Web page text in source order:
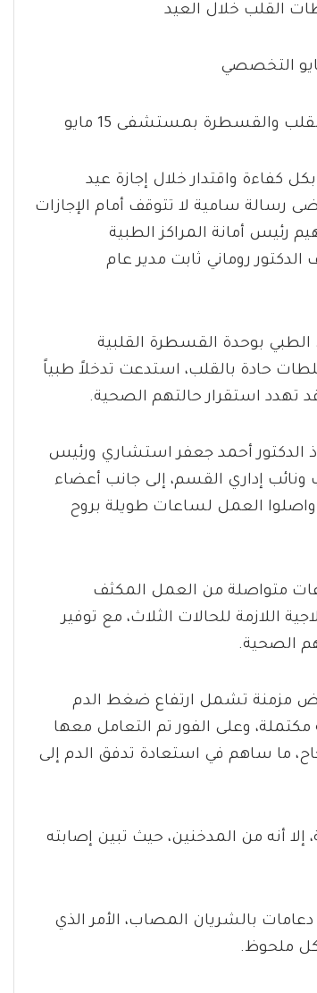
والقسطرة بمستشفى 15 مايو
بكل كفاءة واقتدار خلال إجازة عيد
رسالة سامية لا تتوقف أمام الإجازات
رئيس أمانة المراكز الطبية
روماني ثابت مدير عام
بوحدة القسطرة القلبية
حادة بالقلب، استدعت تدخلاً طبياً
تهدد استقرار حالتهم الصحية.
الدكتور أحمد جعفر استشاري ورئيس
ونائب إداري القسم، إلى جانب أعضاء
واصلوا العمل لساعات طويلة بروح
متواصلة من العمل المكثف
اللازمة للحالات الثلاث، مع توفير
الصحية.
العمر 70 عاماً وتعاني من أمراض مزمنة تشمل ارتفاع ضغط الدم
وعلى الفور تم التعامل معها
ما ساهم في استعادة تدفق الدم إلى
أنه من المدخنين، حيث تبين إصابته
بالشريان المصاب، الأمر الذي
ملحوظ.